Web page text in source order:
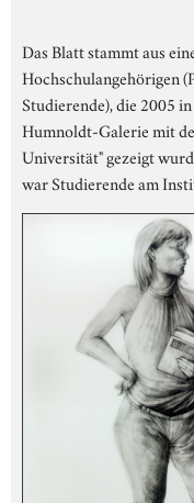
Das Blatt stammt aus
Hochschulangehörigen
Studierende), die 2005
Humnoldt-Galerie mit
Universität" gezeigt
war Studierende am